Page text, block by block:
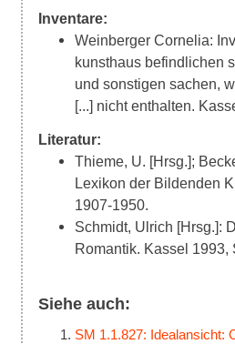
Inventare:
Weinberger Cornelia:
kunsthaus befindlichen
und sonstigen sachen,
[...] nicht enthalten.
Literatur:
Thieme, U. [Hrsg.];
Lexikon der Bildenden
1907-1950.
Schmidt, Ulrich [Hrsg.]:
Romantik. Kassel 1993,
Siehe auch:
SM 1.1.827: Idealansicht: